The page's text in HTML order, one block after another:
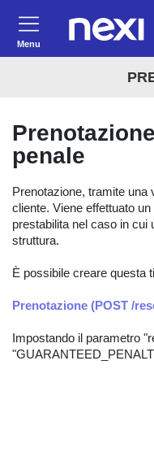
Menu
penale
Prenotazione, tramite una
cliente. Viene effettuato
prestabilita nel caso in cui
struttura.
È possibile creare questa
Prenotazione (POST /
Impostando il parametro